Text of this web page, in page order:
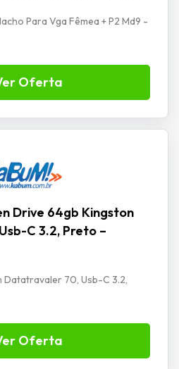
Para Vga Fêmea + P2 Md9 -
Oferta
Drive 64gb Kingston
C 3.2, Preto –
Datatravaler 70, Usb-C 3.2,
Oferta